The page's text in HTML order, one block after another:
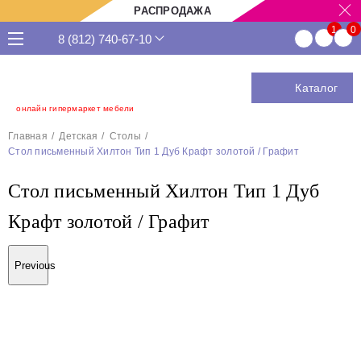
РАСПРОДАЖА
онлайн гипермаркет мебели
8 (812) 740-67-10
Каталог
Главная Детская
Столы
Стол письменный Хилтон Тип 1 Дуб Крафт золотой / Графит
Стол письменный Хилтон Тип 1 Дуб
Крафт золотой / Графит
Previous